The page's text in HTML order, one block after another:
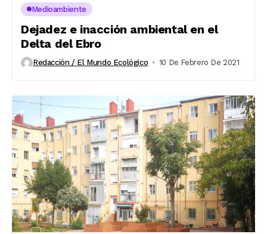
Medioambiente
Dejadez e inacción ambiental en el
Delta del Ebro
Redacción / El Mundo Ecológico 10 De Febrero De 2021